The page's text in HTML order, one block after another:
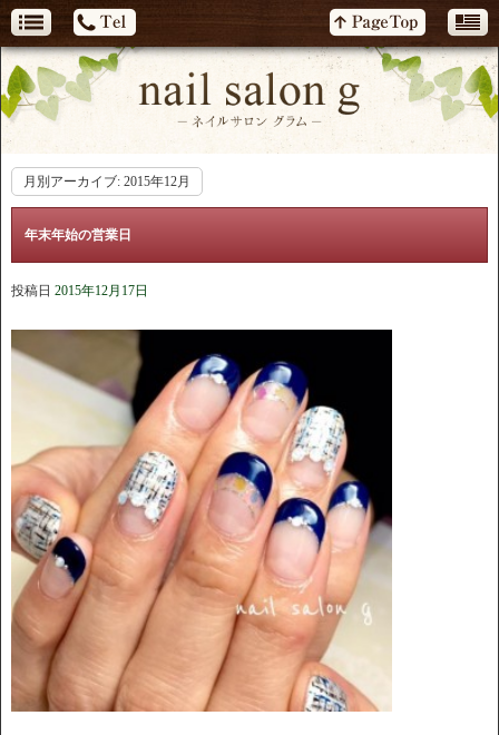
月別アーカイブ: 2015年12月
年末年始の営業日
投稿日 2015年12月17日